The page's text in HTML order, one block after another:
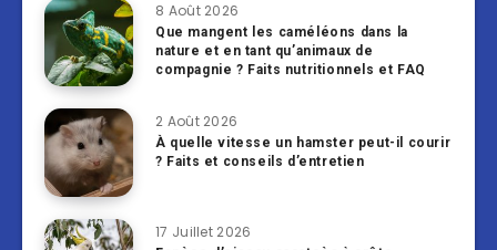
8 Août 2026
Que mangent les caméléons dans la
nature et en tant qu’animaux de
compagnie ? Faits nutritionnels et FAQ
2 Août 2026
À quelle vitesse un hamster peut-il courir
? Faits et conseils d’entretien
17 Juillet 2026